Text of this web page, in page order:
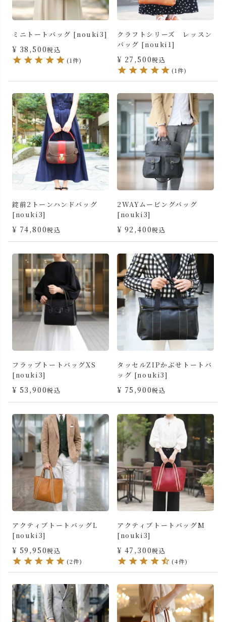
ミニトートバッグ [nouki3]
¥ 38,500税込
(1件)
クラフトシリーズ レッスン
バッグ [nouki1]
¥ 27,500税込
(1件)
錠前2トーンハンドバッグ
[nouki3]
¥ 74,800税込
2WAYムービングバッグ
[nouki3]
¥ 92,400税込
フラップトートバッグXS
[nouki3]
¥ 53,900税込
タッセルZIPかぶせトートバ
ッグ [nouki3]
¥ 75,900税込
アクティブトートバッグL
[nouki3]
¥ 59,950税込
(2件)
アクティブトートバッグM
[nouki3]
¥ 47,300税込
(4件)